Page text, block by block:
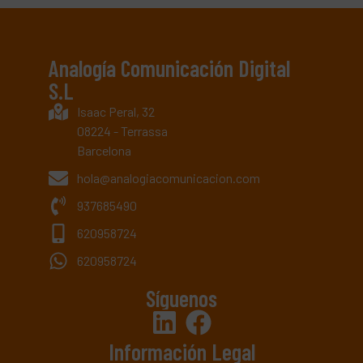
Analogía Comunicación Digital
S.L
Isaac Peral, 32
08224 - Terrassa
Barcelona
hola@analogiacomunicacion.com
937685490
620958724
620958724
Síguenos
Información Legal